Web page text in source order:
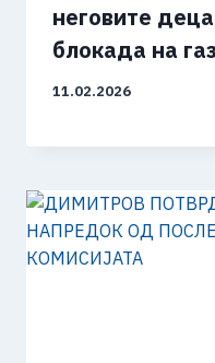
неговите
блокада на
11.02.2026